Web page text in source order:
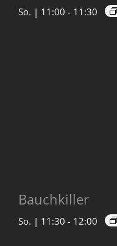
So. | 11:00 - 11:30
Bauchkiller
So. | 11:30 - 12:00